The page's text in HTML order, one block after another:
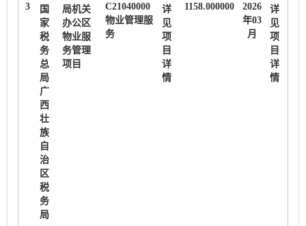
3
国
家
税
务
总
局
广
西
壮
族
自
治
区
税
务
局
局机关
办公区
物业服
务管理
项目
C21040000
物业管理服
务
详
见
项
目
详
情
1158.000000
2026
年03
月
详
见
项
目
详
情